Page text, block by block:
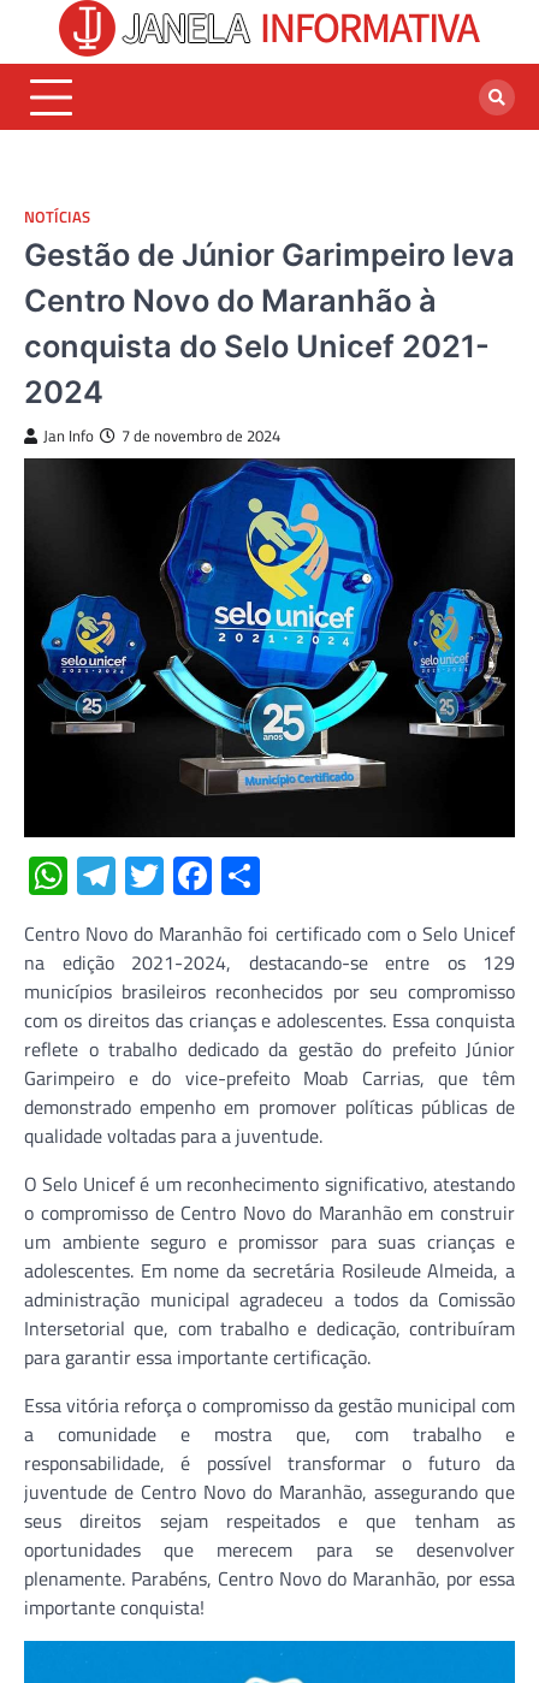
content
NOTÍCIAS
Gestão de Júnior Garimpeiro leva
Centro Novo do Maranhão à
conquista do Selo Unicef 2021-
2024
Jan Info 7 de novembro de 2024
WhatsApp
Telegram
TwitterFacebook
Centro Novo do Maranhão foi certificado com o Selo Unicef
na edição 2021-2024, destacando-se entre os 129
municípios brasileiros reconhecidos por seu compromisso
com os direitos das crianças e adolescentes. Essa conquista
reflete o trabalho dedicado da gestão do prefeito Júnior
Garimpeiro e do vice-prefeito Moab Carrias, que têm
demonstrado empenho em promover políticas públicas de
qualidade voltadas para a juventude.
O Selo Unicef é um reconhecimento significativo, atestando
o compromisso de Centro Novo do Maranhão em construir
um ambiente seguro e promissor para suas crianças e
adolescentes. Em nome da secretária Rosileude Almeida, a
administração municipal agradeceu a todos da Comissão
Intersetorial que, com trabalho e dedicação, contribuíram
para garantir essa importante certificação.
Essa vitória reforça o compromisso da gestão municipal com
a comunidade e mostra que, com trabalho e
responsabilidade, é possível transformar o futuro da
juventude de Centro Novo do Maranhão, assegurando que
seus direitos sejam respeitados e que tenham as
oportunidades que merecem para se desenvolver
plenamente. Parabéns, Centro Novo do Maranhão, por essa
importante conquista!